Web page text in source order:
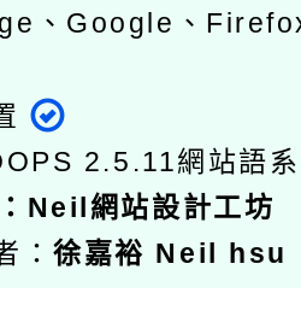
、Google、
2.5.11網站語
： Neil網站設計工坊
：徐嘉裕 Neil hsu